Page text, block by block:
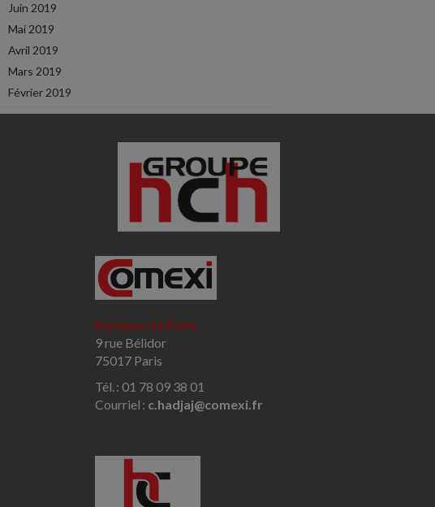
Juin 2019
Mai 2019
Avril 2019
Mars 2019
Février 2019
Bureaux de Paris
9 rue Bélidor
75017 Paris
Tél. : 01 78 09 38 01
Courriel : c.hadjaj@comexi.fr